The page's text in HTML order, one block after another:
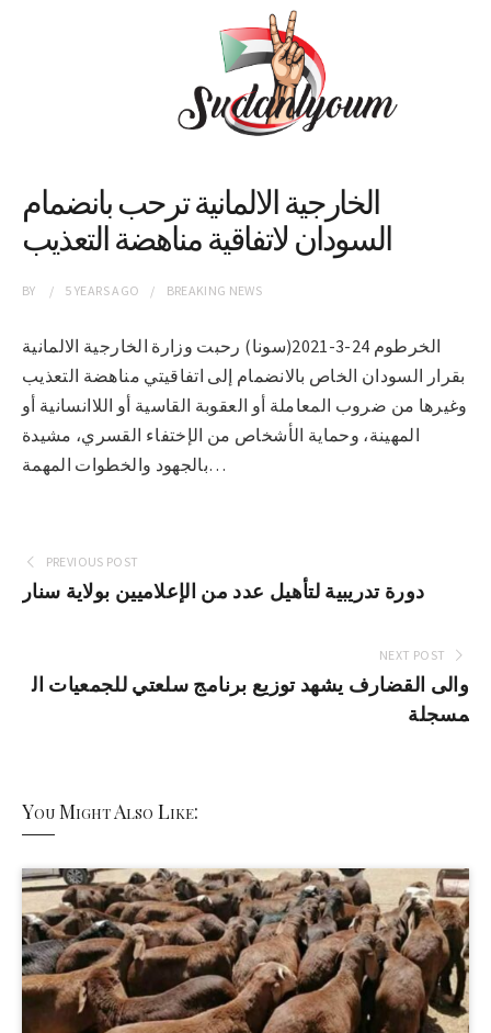
الخارجية الالمانية ترحب بانضمام
السودان لاتفاقية مناهضة التعذيب
BY 5 YEARSAGO BREAKING NEWS
الخرطوم 24-3-2021(سونا) رحبت وزارة الخارجية الالمانية
بقرار السودان الخاص بالانضمام إلى اتفاقيتي مناهضة التعذيب
وغيرها من ضروب المعاملة أو العقوبة القاسية أو اللاانسانية أو
المهينة، وحماية الأشخاص من الإختفاء القسري، مشيدة
بالجهود والخطوات المهمة…
PREVIOUS POST
دورة تدريبية لتأهيل عدد من الإعلاميين بولاية سنار
NEXT POST
والى القضارف يشهد توزيع برنامج سلعتي للجمعيات ال
مسجلة
You Might Also Like: